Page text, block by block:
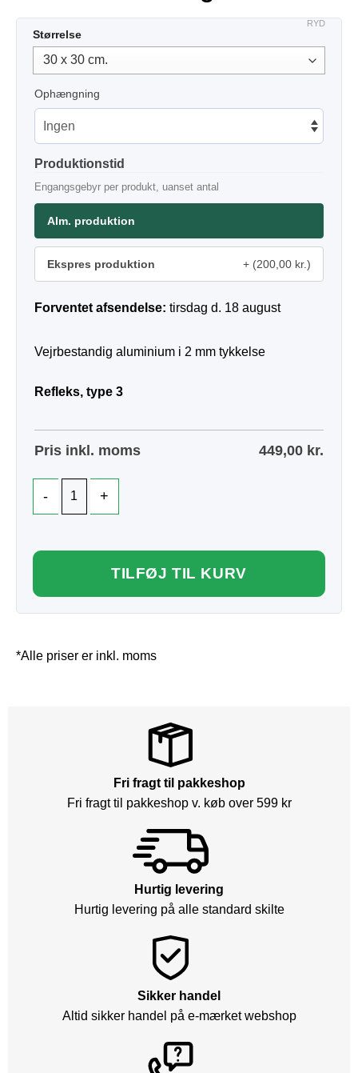
Størrelse
RYD
Ophængning
Produktionstid
Engangsgebyr per produkt, uanset antal
Alm. produktion
Ekspres produktion (200,00 kr.)
Forventet afsendelse: tirsdag d. 18 august
Vejrbestandig aluminium i 2 mm tykkelse
Refleks, type 3
Pris inkl. moms 449,00 kr.
TILFØJ TIL KURV
*Alle priser er inkl. moms
Fri fragt til pakkeshop
Fri fragt til pakkeshop v. køb over 599 kr
Hurtig levering
Hurtig levering på alle standard skilte
Sikker handel
Altid sikker handel på e-mærket webshop